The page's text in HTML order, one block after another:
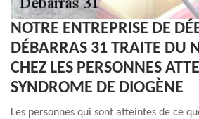
NOTRE ENTREPRISE DE
DÉBARRAS 31 TRAITE DU
CHEZ LES PERSONNES
SYNDROME DE DIOGÈNE
Les personnes qui sont atteintes de ce